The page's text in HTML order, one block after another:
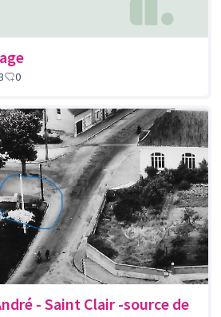
0
- Saint Clair -source de